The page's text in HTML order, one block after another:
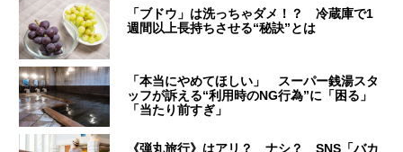
「ブドウ」は洗っちゃダメ！？ 冷蔵庫で1
週間以上長持ちさせる“秘訣”とは
「本当にやめてほしい」 スーパー銭湯スタ
ッフが訴える“利用時のNG行為”に「困る」
「当たり前すぎ」
《弾丸旅行》はアリ？ ナシ？ SNS「バカ